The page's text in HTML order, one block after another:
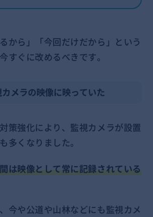
から」「今回だけだから」という
すぐに改めるべきです。
メラの映像に映っていた
策強化により、監視カメラが設置
多くなりました。
は映像として常に記録されている
今や公道や山林などにも監視カメ